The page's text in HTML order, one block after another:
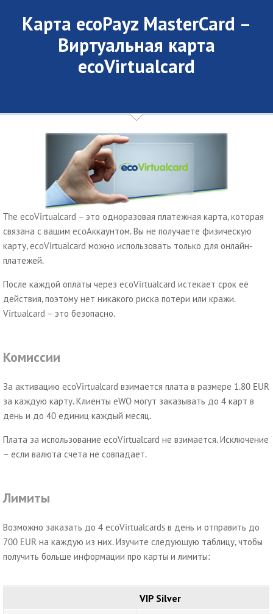
Карта ecoPayz MasterCard –
Виртуальная карта
ecoVirtualcard
The ecoVirtualcard – это одноразовая платежная карта, которая
связана с вашим ecoАккаунтом. Вы не получаете физическую
карту, ecoVirtualcard можно использовать только для онлайн-
платежей.
После каждой оплаты через ecoVirtualcard истекает срок её
действия, поэтому нет никакого риска потери или кражи.
Virtualcard – это безопасно.
Комиссии
За активацию ecoVirtualcard взимается плата в размере 1.80 EUR
за каждую карту. Клиенты eWO могут заказывать до 4 карт в
день и до 40 единиц каждый месяц.
Плата за использование ecoVirtualcard не взимается. Исключение
– если валюта счета не совпадает.
Лимиты
Возможно заказать до 4 ecoVirtualcards в день и отправить до
700 EUR на каждую из них. Изучите следующую таблицу, чтобы
получить больше информации про карты и лимиты:
VIP Silver